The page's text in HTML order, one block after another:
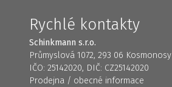
Rychlé kontakty
Schinkmann s.r.o.
Průmyslová 1072, 293 06 Kosmonosy
IČO: 25142020, DIČ: CZ25142020
Prodejna / obecné informace